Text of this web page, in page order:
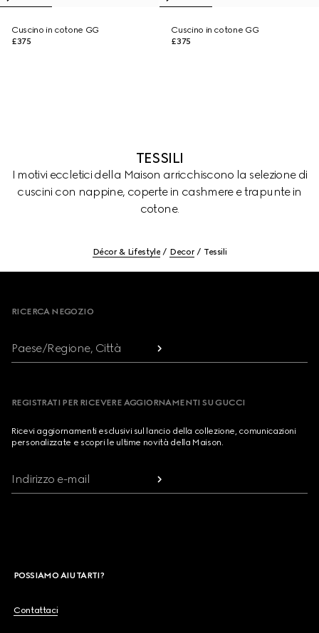
Cuscino in cotone GG
£375
Cuscino in cotone GG
£375
TESSILI
I motivi eccletici della Maison arricchiscono la selezione di
cuscini con nappine, coperte in cashmere e trapunte in
cotone.
Décor & Lifestyle Decor Tessili
RICERCA NEGOZIO
Paese/Regione, Città
REGISTRATI PER RICEVERE AGGIORNAMENTI SU GUCCI
Ricevi aggiornamenti esclusivi sul lancio della collezione, comunicazioni
personalizzate e scopri le ultime novità della Maison.
Indirizzo e-mail
POSSIAMO AIUTARTI?
Contattaci